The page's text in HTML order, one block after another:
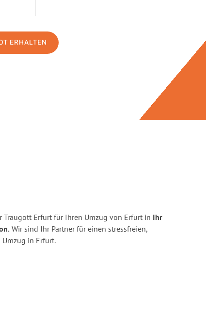
ERHALTEN
Traugott Erfurt für Ihren Umzug von Erfurt in Ihr
Wir sind Ihr Partner für einen stressfreien,
in Erfurt.